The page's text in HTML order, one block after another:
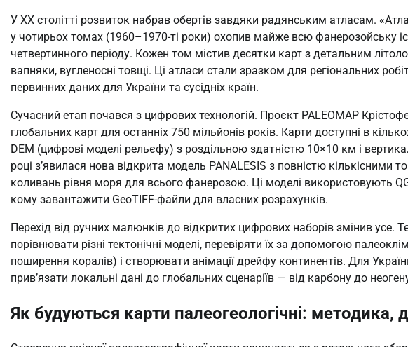
У XX столітті розвиток набрав обертів завдяки радянським атласам.
у чотирьох томах (1960–1970-ті роки) охопив майже всю фанерозойську
четвертинного періоду. Кожен том містив десятки карт з детальним
вапняки, вугленосні товщі. Ці атласи стали зразком для регіональних
первинних даних для України та сусідніх країн.
Сучасний етап почався з цифрових технологій. Проєкт PALEOMAP
глобальних карт для останніх 750 мільйонів років. Карти доступні в
DEM (цифрові моделі рельєфу) з роздільною здатністю 10×10 км і
році з’явилася нова відкрита модель PANALESIS з повністю
коливань рівня моря для всього фанерозою. Ці моделі використовують
кому завантажити GeoTIFF-файли для власних розрахунків.
Перехід від ручних малюнків до відкритих цифрових наборів змінив усе.
порівнювати різні тектонічні моделі, перевіряти їх за допомогою
поширення коралів) і створювати анімації дрейфу континентів. Для
прив’язати локальні дані до глобальних сценаріїв — від карбону до
Як будуються карти палеогеологічні: методика,